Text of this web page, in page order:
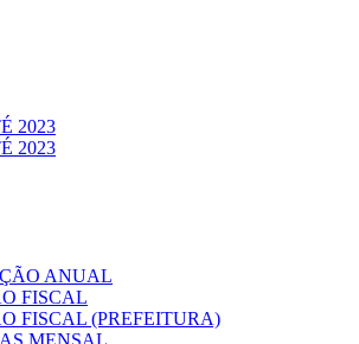
2023
2023
ANUAL
FISCAL
FISCAL (PREFEITURA)
MENSAL